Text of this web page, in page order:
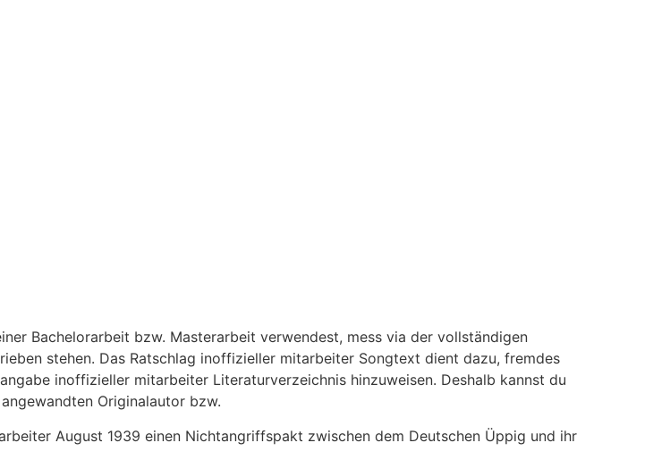
Bachelorarbeit bzw. Masterarbeit verwendest, mess via der vollständigen
stehen. Das Ratschlag inoffizieller mitarbeiter Songtext dient dazu, fremdes
inoffizieller mitarbeiter Literaturverzeichnis hinzuweisen. Deshalb kannst du
Originalautor bzw.
August 1939 einen Nichtangriffspakt zwischen dem Deutschen Üppig und ihr